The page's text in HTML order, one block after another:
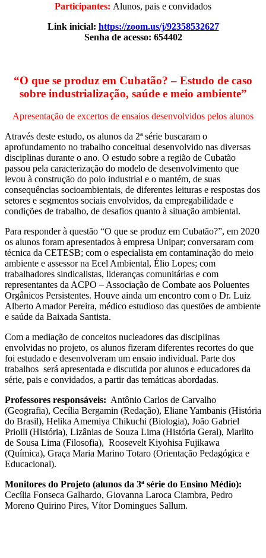
Participantes: Alunos, pais e convidados
Link inicial: https://zoom.us/j/92358532627
Senha de acesso: 654402
“O que se produz em Cubatão? – Estudo de caso
sobre industrialização, saúde e meio ambiente”
Apresentação de excertos de ensaios desenvolvidos pelos alunos
Através deste estudo, os alunos da 2ª série buscaram o
aprofundamento no trabalho conceitual desenvolvido nas diversas
disciplinas durante o ano. O estudo sobre a região de Cubatão
passou pela caracterização do modelo de desenvolvimento que
levou à construção do polo industrial e o mantém, de suas
consequências socioambientais, de diferentes leituras e respostas dos
setores e segmentos sociais envolvidos, da empregabilidade e
condições de trabalho, de desafios quanto à situação ambiental.
Para responder à questão “O que se produz em Cubatão?”, em 2020
os alunos foram apresentados à empresa Unipar; conversaram com
técnica da CETESB; com o especialista em contaminação do meio
ambiente e assessor na Ecel Ambiental, Élio Lopes; com
trabalhadores sindicalistas, lideranças comunitárias e com
representantes da ACPO – Associação de Combate aos Poluentes
Orgânicos Persistentes. Houve ainda um encontro com o Dr. Luiz
Alberto Amador Pereira, médico estudioso das questões de ambiente
e saúde da Baixada Santista.
Com a mediação de conceitos nucleadores das disciplinas
envolvidas no projeto, os alunos fizeram diferentes recortes do que
foi estudado e desenvolveram um ensaio individual. Parte dos
trabalhos será apresentada e discutida por alunos e educadores da
série, pais e convidados, a partir das temáticas abordadas.
Professores responsáveis: Antônio Carlos de Carvalho
(Geografia), Cecília Bergamin (Redação), Eliane Yambanis (História
do Brasil), Helika Amemiya Chikuchi (Biologia), João Gabriel
Priolli (História), Lizânias de Souza Lima (História Geral), Marlito
de Sousa Lima (Filosofia), Roosevelt Kiyohisa Fujikawa
(Química), Graça Maria Marino Totaro (Orientação Pedagógica e
Educacional).
Monitores do Projeto (alunos da 3ª série do Ensino Médio):
Cecília Fonseca Galhardo, Giovanna Laroca Ciambra, Pedro
Moreno Quirino Pires, Vítor Domingues Sallum.